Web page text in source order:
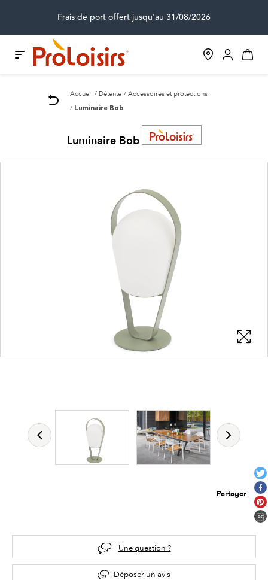
Frais de port offert jusqu'au 31/08/2026
Accueil Détente Accessoires et protections
Luminaire Bob
Luminaire Bob
Partager
Une question ?
Déposer un avis